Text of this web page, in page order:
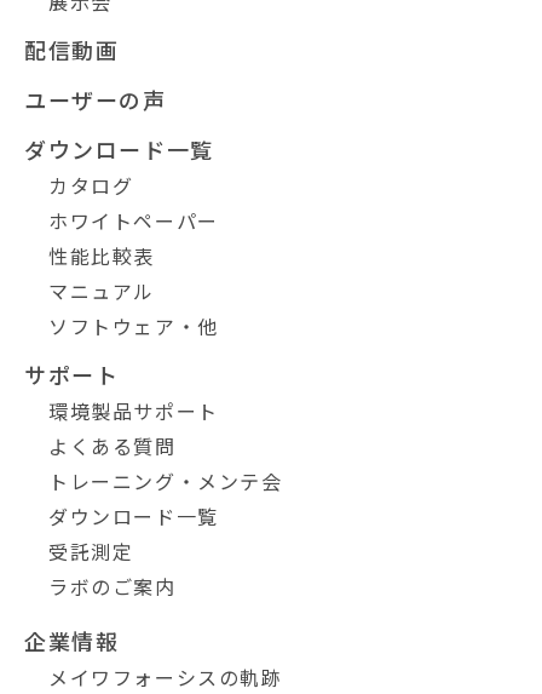
配信動画
ユーザーの声
ダウンロード一覧
カタログ
ホワイトペーパー
性能比較表
マニュアル
ソフトウェア・他
サポート
環境製品サポート
よくある質問
トレーニング・メンテ会
ダウンロード一覧
受託測定
ラボのご案内
企業情報
メイワフォーシスの軌跡